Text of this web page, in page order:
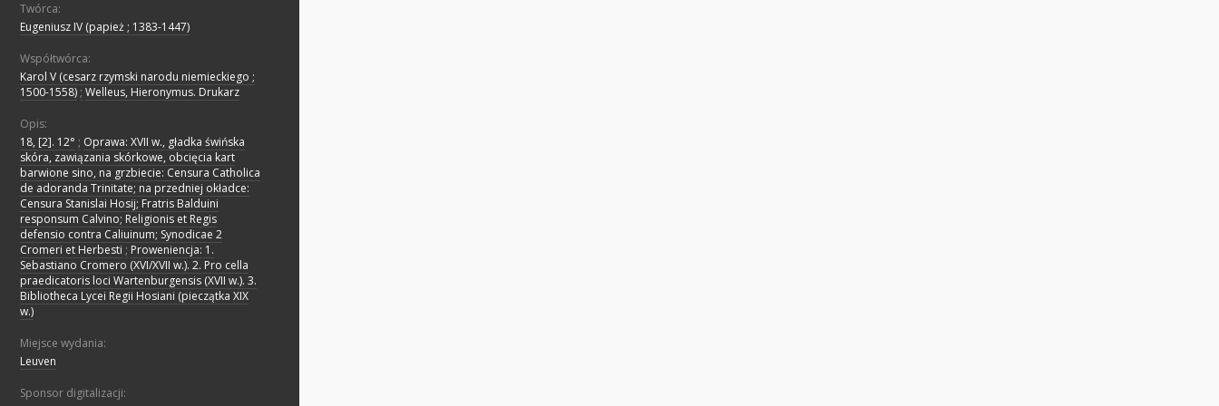
Twórca:
Eugeniusz IV (papież ; 1383-1447)
Współtwórca:
Karol V (cesarz rzymski narodu niemieckiego ;
1500-1558) ; Welleus, Hieronymus. Drukarz
Opis:
18, [2]. 12° ; Oprawa: XVII w., gładka świńska
skóra, zawiązania skórkowe, obcięcia kart
barwione sino, na grzbiecie: Censura Catholica
de adoranda Trinitate; na przedniej okładce:
Censura Stanislai Hosij; Fratris Balduini
responsum Calvino; Religionis et Regis
defensio contra Caliuinum; Synodicae 2
Cromeri et Herbesti ; Proweniencja: 1.
Sebastiano Cromero (XVI/XVII w.). 2. Pro cella
praedicatoris loci Wartenburgensis (XVII w.). 3.
Bibliotheca Lycei Regii Hosiani (pieczątka XIX
w.)
Miejsce wydania:
Leuven
Sponsor digitalizacji: